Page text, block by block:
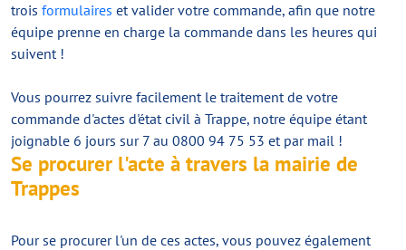
trois formulaires et valider votre commande, afin que notre
équipe prenne en charge la commande dans les heures qui
suivent !
Vous pourrez suivre facilement le traitement de votre
commande d'actes d'état civil à Trappe, notre équipe étant
joignable 6 jours sur 7 au 0800 94 75 53 et par mail !
Se procurer l'acte à travers la mairie de
Trappes
Pour se procurer l'un de ces actes, vous pouvez également